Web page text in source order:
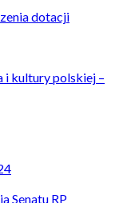
dotacji
i kultury polskiej –
Senatu RP